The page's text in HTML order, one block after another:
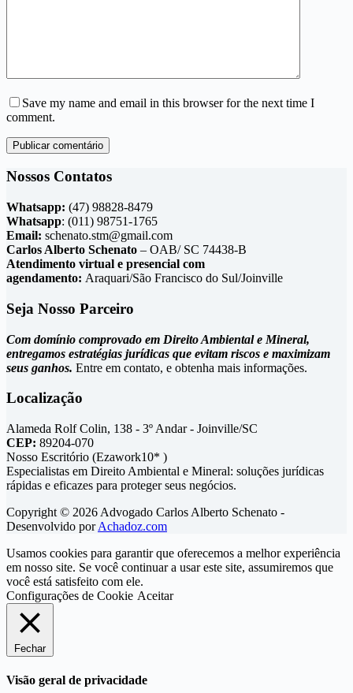
Save my name and email in this browser for the next time I
comment.
Publicar comentário
Nossos Contatos
Whatsapp: (47) 98828-8479
Whatsapp: (011) 98751-1765
Email: schenato.stm@gmail.com
Carlos Alberto Schenato – OAB/ SC 74438-B
Atendimento virtual e presencial com
agendamento: Araquari/São Francisco do Sul/Joinville
Seja Nosso Parceiro
Com domínio comprovado em Direito Ambiental e Mineral,
entregamos estratégias jurídicas que evitam riscos e maximizam
seus ganhos. Entre em contato, e obtenha mais informações.
Localização
Alameda Rolf Colin, 138 - 3º Andar - Joinville/SC
CEP: 89204-070
Nosso Escritório (Ezawork10* )
Especialistas em Direito Ambiental e Mineral: soluções jurídicas
rápidas e eficazes para proteger seus negócios.
Copyright © 2026 Advogado Carlos Alberto Schenato -
Desenvolvido porAchadoz.com
Usamos cookies para garantir que oferecemos a melhor experiência
em nosso site. Se você continuar a usar este site, assumiremos que
você está satisfeito com ele.
Configurações de Cookie Aceitar
Fechar
Visão geral de privacidade